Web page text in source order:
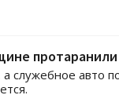
протаранили
служебное авто